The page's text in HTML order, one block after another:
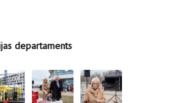
departaments